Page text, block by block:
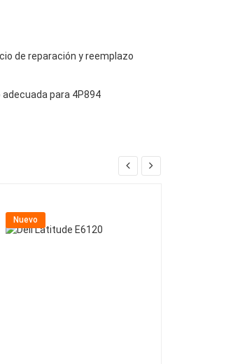
de reparación y reemplazo
adecuada para 4P894
Nuevo